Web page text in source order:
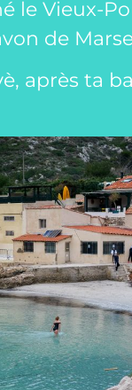
le Vieux-
de
après ta